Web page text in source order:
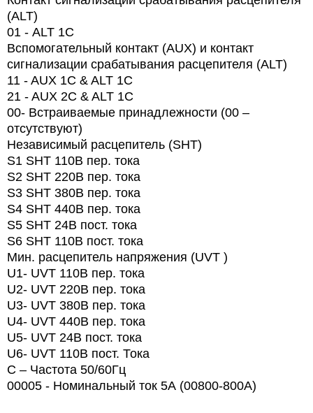
(ALT)
01 - ALT 1C
Вспомогательный контакт (AUX) и контакт
сигнализации срабатывания расцепителя (ALT)
11 - AUX 1C & ALT 1C
21 - AUX 2C & ALT 1C
00- Встраиваемые принадлежности (00 –
отсутствуют)
Независимый расцепитель (SHT)
S1 SHT 110В пер. тока
S2 SHT 220В пер. тока
S3 SHT 380В пер. тока
S4 SHT 440В пер. тока
S5 SHT 24В пост. тока
S6 SHT 110В пост. тока
Мин. расцепитель напряжения (UVT )
U1- UVT 110В пер. тока
U2- UVT 220В пер. тока
U3- UVT 380В пер. тока
U4- UVT 440В пер. тока
U5- UVT 24В пост. тока
U6- UVT 110В пост. Тока
С – Частота 50/60Гц
00005 - Номинальный ток 5А (00800-800A)